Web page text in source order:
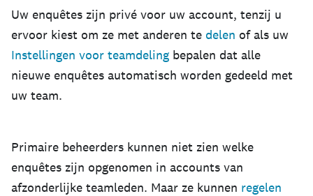
Voer met komma's gescheiden e-
SelecteerVolgende
Controleer de instellingen.
Als er geen licenties beschikbaar zijn, kunt u
Uw enquêtes zijn privé voor uw account, tenzij u
ervoor kiest om ze met anderen te delen of als uw
Instellingen voor teamdeling bepalen dat alle
nieuwe enquêtes automatisch worden gedeeld met
uw team.
Primaire beheerders kunnen niet zien welke
enquêtes zijn opgenomen in accounts van
afzonderlijke teamleden. Maar ze kunnen regelen